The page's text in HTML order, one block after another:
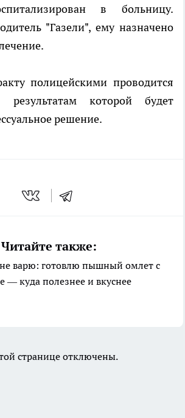
в больницу.
"Газели", ему назначено
полицейскими проводится
результатам которой будет
решение.
Читайте также:
варю: готовлю пышный омлет с
— куда полезнее и вкуснее
странице отключены.